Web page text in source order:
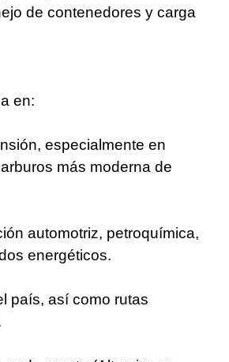
de contenedores y carga
en:
especialmente en
más moderna de
automotriz, petroquímica,
energéticos.
país, así como rutas